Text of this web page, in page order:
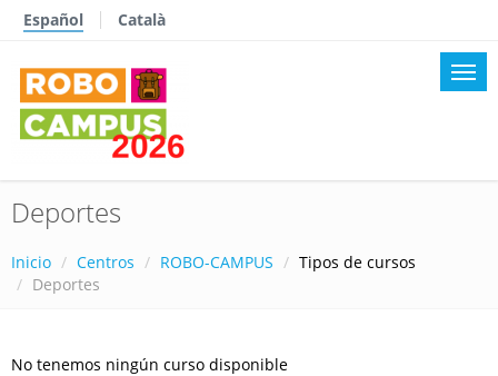
Español Català
Deportes
Inicio Centros ROBO-CAMPUS
Tipos de cursos
Deportes
No tenemos ningún curso disponible